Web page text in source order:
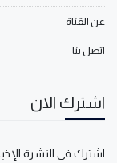
عن القناة
اتصل بنا
اشترك الان
اشترك في النشرة